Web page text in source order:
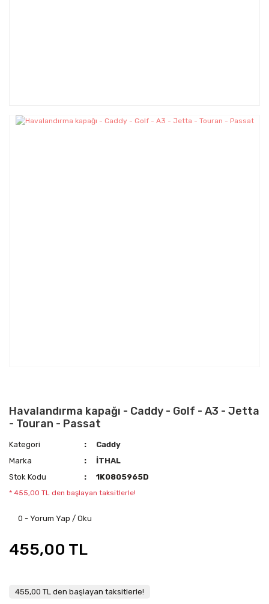
Havalandırma kapağı - Caddy - Golf - A3 - Jetta
- Touran - Passat
Kategori
Caddy
Marka
İTHAL
Stok Kodu
1K0805965D
* 455,00 TL den başlayan taksitlerle!
0 - Yorum Yap / Oku
455,00 TL
455,00 TL den başlayan taksitlerle!